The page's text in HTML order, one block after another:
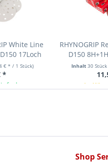
White Line
17Loch
10 Stk.
€ * / 1 Stück)
*
RHYNOGRIP
D150
Inhalt30
In
Shop